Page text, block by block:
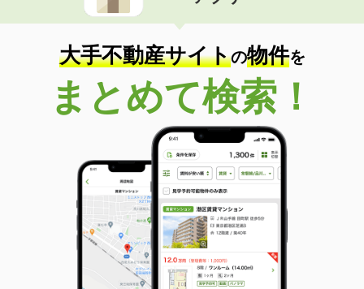
大手不動産サイトの物件を
まとめて検索！